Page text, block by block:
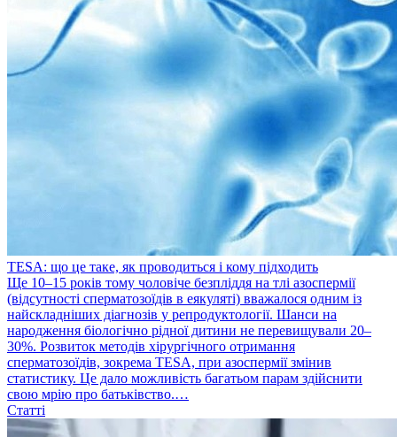
TESA: що це таке, як проводиться і кому підходить
​Ще 10–15 років тому чоловіче безпліддя на тлі азоспермії
(відсутності сперматозоїдів в еякуляті) вважалося одним із
найскладніших діагнозів у репродуктології. Шанси на
народження біологічно рідної дитини не перевищували 20–
30%. Розвиток методів хірургічного отримання
сперматозоїдів, зокрема TESA, при азоспермії змінив
статистику. Це дало можливість багатьом парам здійснити
свою мрію про батьківство.…
Статті